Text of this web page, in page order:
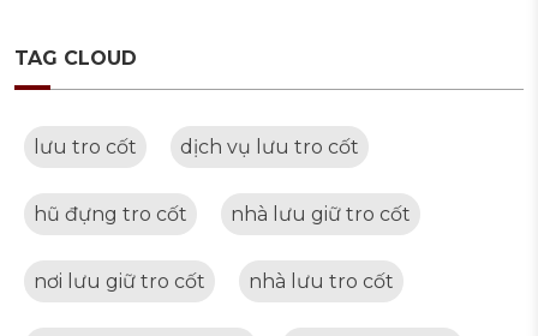
TAG CLOUD
lưu tro cốt dịch vụ lưu tro cốt
hũ đựng tro cốt nhà lưu giữ tro cốt
nơi lưu giữ tro cốt nhà lưu tro cốt